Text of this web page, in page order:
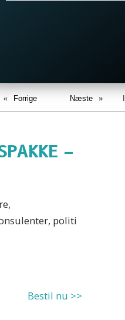
Næste
Forrige
–
politi
Bestil nu >>